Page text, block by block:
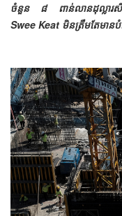
ចំនួន ៨ ពាន់លានដុល្លារសិង្
Swee Keat មិនត្រឹមតែមា